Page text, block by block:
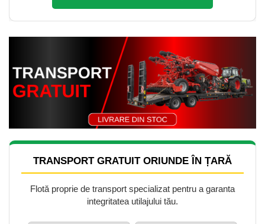
TRANSPORT GRATUIT ORIUNDE ÎN ȚARĂ
Flotă proprie de transport specializat pentru a garanta
integritatea utilajului tău.